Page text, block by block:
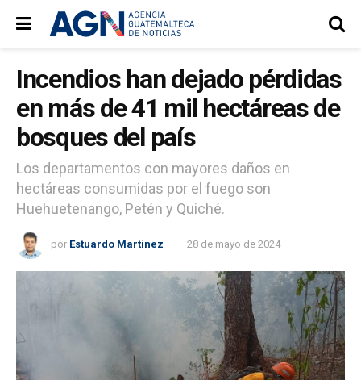
Incendios han dejado pérdidas
en más de 41 mil hectáreas de
bosques del país
Los departamentos con mayores daños en
hectáreas consumidas por el fuego son
Huehuetenango, Petén y Quiché.
por Estuardo Martínez 28 de mayo de 2024